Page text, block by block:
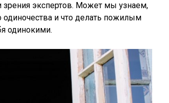
зрения экспертов. Может мы узнаем,
и что делать пожилым
одинокими.